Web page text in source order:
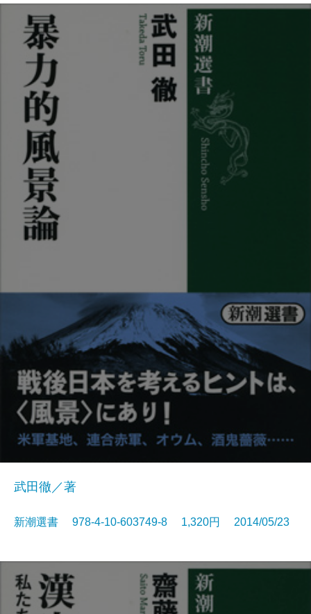
武田徹／著
新潮選書 978-4-10-603749-8 1,320円 2014/05/23